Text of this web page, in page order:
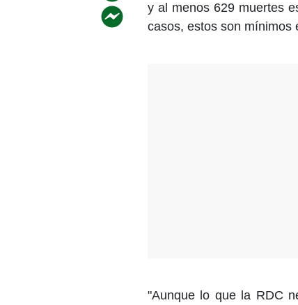
y al menos 629 muertes
casos, estos son mínimos
"Aunque lo que la RDC